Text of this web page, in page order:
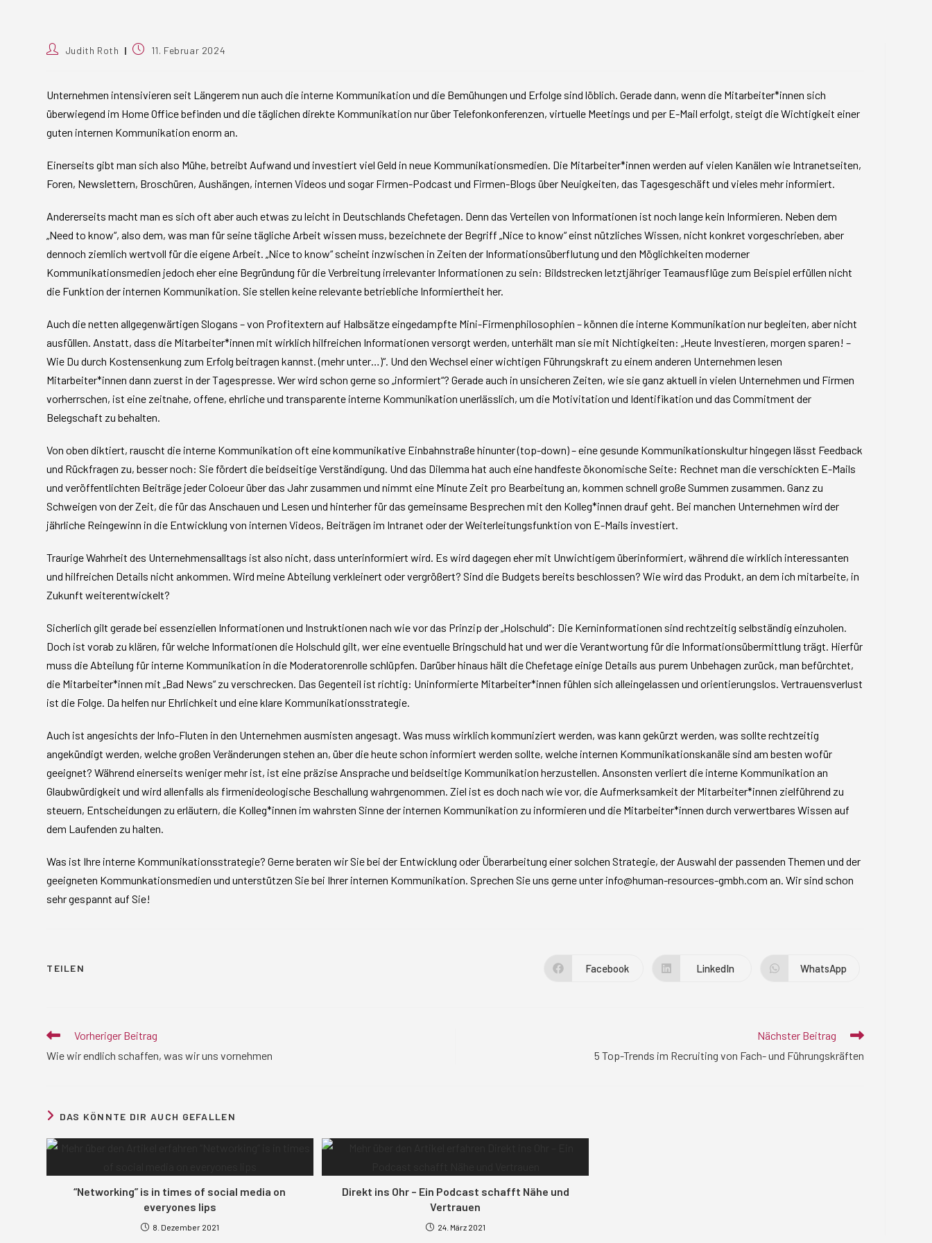
Beitrags-
Judith Roth
Beitrag11. Februar 2024
Unternehmen intensivieren seit Längerem nun auch die interne Kommunikation und die Bemühungen und Erfolge sind löblich. Gerade dann, wenn die Mitarbeiter*innen sich
überwiegend im Home Office befinden und die täglichen direkte Kommunikation nur über Telefonkonferenzen, virtuelle Meetings und per E-Mail erfolgt, steigt die Wichtigkeit einer
guten internen Kommunikation enorm an.
Einerseits gibt man sich also Mühe, betreibt Aufwand und investiert viel Geld in neue Kommunikationsmedien. Die Mitarbeiter*innen werden auf vielen Kanälen wie Intranetseiten,
Foren, Newslettern, Broschüren, Aushängen, internen Videos und sogar Firmen-Podcast und Firmen-Blogs über Neuigkeiten, das Tagesgeschäft und vieles mehr informiert.
Andererseits macht man es sich oft aber auch etwas zu leicht in Deutschlands Chefetagen. Denn das Verteilen von Informationen ist noch lange kein Informieren. Neben dem
„Need to know“, also dem, was man für seine tägliche Arbeit wissen muss, bezeichnete der Begriff „Nice to know“ einst nützliches Wissen, nicht konkret vorgeschrieben, aber
dennoch ziemlich wertvoll für die eigene Arbeit. „Nice to know“ scheint inzwischen in Zeiten der Informationsüberflutung und den Möglichkeiten moderner
Kommunikationsmedien jedoch eher eine Begründung für die Verbreitung irrelevanter Informationen zu sein: Bildstrecken letztjähriger Teamausflüge zum Beispiel erfüllen nicht
die Funktion der internen Kommunikation. Sie stellen keine relevante betriebliche Informiertheit her.
Auch die netten allgegenwärtigen Slogans – von Profitextern auf Halbsätze eingedampfte Mini-Firmenphilosophien – können die interne Kommunikation nur begleiten, aber nicht
ausfüllen. Anstatt, dass die Mitarbeiter*innen mit wirklich hilfreichen Informationen versorgt werden, unterhält man sie mit Nichtigkeiten: „Heute Investieren, morgen sparen! –
Wie Du durch Kostensenkung zum Erfolg beitragen kannst. (mehr unter…)“. Und den Wechsel einer wichtigen Führungskraft zu einem anderen Unternehmen lesen
Mitarbeiter*innen dann zuerst in der Tagespresse. Wer wird schon gerne so „informiert“? Gerade auch in unsicheren Zeiten, wie sie ganz aktuell in vielen Unternehmen und Firmen
vorherrschen, ist eine zeitnahe, offene, ehrliche und transparente interne Kommunikation unerlässlich, um die Motivitation und Identifikation und das Commitment der
Belegschaft zu behalten.
Von oben diktiert, rauscht die interne Kommunikation oft eine kommunikative Einbahnstraße hinunter (top-down) – eine gesunde Kommunikationskultur hingegen lässt Feedback
und Rückfragen zu, besser noch: Sie fördert die beidseitige Verständigung. Und das Dilemma hat auch eine handfeste ökonomische Seite: Rechnet man die verschickten E-Mails
und veröffentlichten Beiträge jeder Coloeur über das Jahr zusammen und nimmt eine Minute Zeit pro Bearbeitung an, kommen schnell große Summen zusammen. Ganz zu
Schweigen von der Zeit, die für das Anschauen und Lesen und hinterher für das gemeinsame Besprechen mit den Kolleg*innen drauf geht. Bei manchen Unternehmen wird der
jährliche Reingewinn in die Entwicklung von internen Videos, Beiträgen im Intranet oder der Weiterleitungsfunktion von E-Mails investiert.
Traurige Wahrheit des Unternehmensalltags ist also nicht, dass unterinformiert wird. Es wird dagegen eher mit Unwichtigem überinformiert, während die wirklich interessanten
und hilfreichen Details nicht ankommen. Wird meine Abteilung verkleinert oder vergrößert? Sind die Budgets bereits beschlossen? Wie wird das Produkt, an dem ich mitarbeite, in
Zukunft weiterentwickelt?
Sicherlich gilt gerade bei essenziellen Informationen und Instruktionen nach wie vor das Prinzip der „Holschuld“: Die Kerninformationen sind rechtzeitig selbständig einzuholen.
Doch ist vorab zu klären, für welche Informationen die Holschuld gilt, wer eine eventuelle Bringschuld hat und wer die Verantwortung für die Informationsübermittlung trägt. Hierfür
muss die Abteilung für interne Kommunikation in die Moderatorenrolle schlüpfen. Darüber hinaus hält die Chefetage einige Details aus purem Unbehagen zurück, man befürchtet,
die Mitarbeiter*innen mit „Bad News“ zu verschrecken. Das Gegenteil ist richtig: Uninformierte Mitarbeiter*innen fühlen sich alleingelassen und orientierungslos. Vertrauensverlust
ist die Folge. Da helfen nur Ehrlichkeit und eine klare Kommunikationsstrategie.
Auch ist angesichts der Info-Fluten in den Unternehmen ausmisten angesagt. Was muss wirklich kommuniziert werden, was kann gekürzt werden, was sollte rechtzeitig
angekündigt werden, welche großen Veränderungen stehen an, über die heute schon informiert werden sollte, welche internen Kommunikationskanäle sind am besten wofür
geeignet? Während einerseits weniger mehr ist, ist eine präzise Ansprache und beidseitige Kommunikation herzustellen. Ansonsten verliert die interne Kommunikation an
Glaubwürdigkeit und wird allenfalls als firmenideologische Beschallung wahrgenommen. Ziel ist es doch nach wie vor, die Aufmerksamkeit der Mitarbeiter*innen zielführend zu
steuern, Entscheidungen zu erläutern, die Kolleg*innen im wahrsten Sinne der internen Kommunikation zu informieren und die Mitarbeiter*innen durch verwertbares Wissen auf
dem Laufenden zu halten.
Was ist Ihre interne Kommunikationsstrategie? Gerne beraten wir Sie bei der Entwicklung oder Überarbeitung einer solchen Strategie, der Auswahl der passenden Themen und der
geeigneten Kommunkationsmedien und unterstützen Sie bei Ihrer internen Kommunikation. Sprechen Sie uns gerne unter info@human-resources-gmbh.com an. Wir sind schon
sehr gespannt auf Sie!
TEILEN
Öffnet
Facebook
Öffnet
LinkedIn
Öffnet
WhatsApp
Weitere
ansehen
Vorheriger Beitrag
Wie wir endlich schaffen, was wir uns vornehmen
Nächster Beitrag
5 Top-Trends im Recruiting von Fach- und Führungskräften
DAS KÖNNTE DIR AUCH GEFALLEN
“Networking” is in times of social media on
everyones lips
8. Dezember 2021
Direkt ins Ohr – Ein Podcast schafft Nähe und
Vertrauen
24. März 2021